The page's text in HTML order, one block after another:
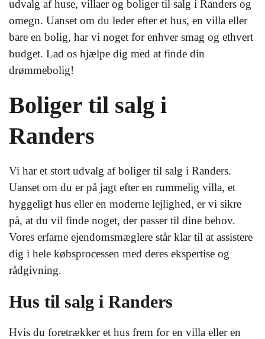
udvalg af huse, villaer og boliger til salg i Randers og
omegn. Uanset om du leder efter et hus, en villa eller
bare en bolig, har vi noget for enhver smag og ethvert
budget. Lad os hjælpe dig med at finde din
drømmebolig!
Boliger til salg i
Randers
Vi har et stort udvalg af boliger til salg i Randers.
Uanset om du er på jagt efter en rummelig villa, et
hyggeligt hus eller en moderne lejlighed, er vi sikre
på, at du vil finde noget, der passer til dine behov.
Vores erfarne ejendomsmæglere står klar til at assistere
dig i hele købsprocessen med deres ekspertise og
rådgivning.
Hus til salg i Randers
Hvis du foretrækker et hus frem for en villa eller en